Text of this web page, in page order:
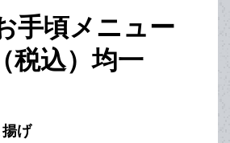
頃メニュー
税込）均一
げ